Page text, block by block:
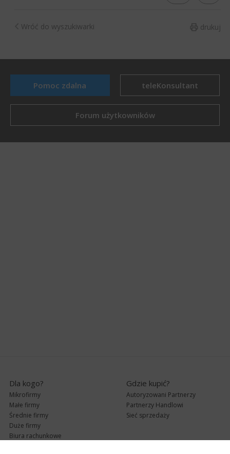
drukuj
Wróć do wyszukiwarki
Pomoc zdalna teleKonsultant
Forum użytkowników
Dla kogo?
Mikrofirmy
Małe firmy
Średnie firmy
Duże firmy
Biura rachunkowe
Gdzie kupić?
Autoryzowani Partnerzy
Partnerzy Handlowi
Sieć sprzedaży